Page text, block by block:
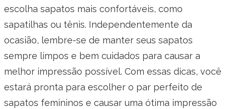
escolha sapatos mais confortáveis, como
sapatilhas ou tênis. Independentemente da
ocasião, lembre-se de manter seus sapatos
sempre limpos e bem cuidados para causar a
melhor impressão possível. Com essas dicas, você
estará pronta para escolher o par perfeito de
sapatos femininos e causar uma ótima impressão